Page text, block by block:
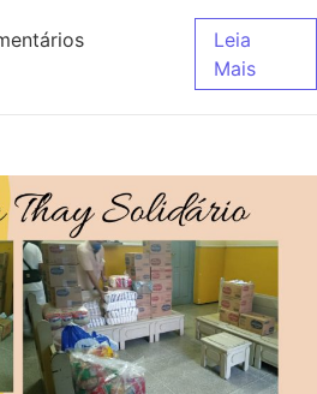
Leia
Mais